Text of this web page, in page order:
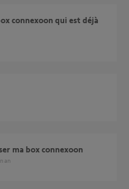
ma box connexoon
an